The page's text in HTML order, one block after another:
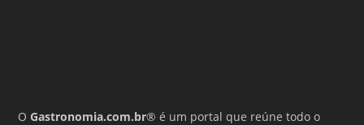
OGastronomia.com.br® é um portal que reúne todo o